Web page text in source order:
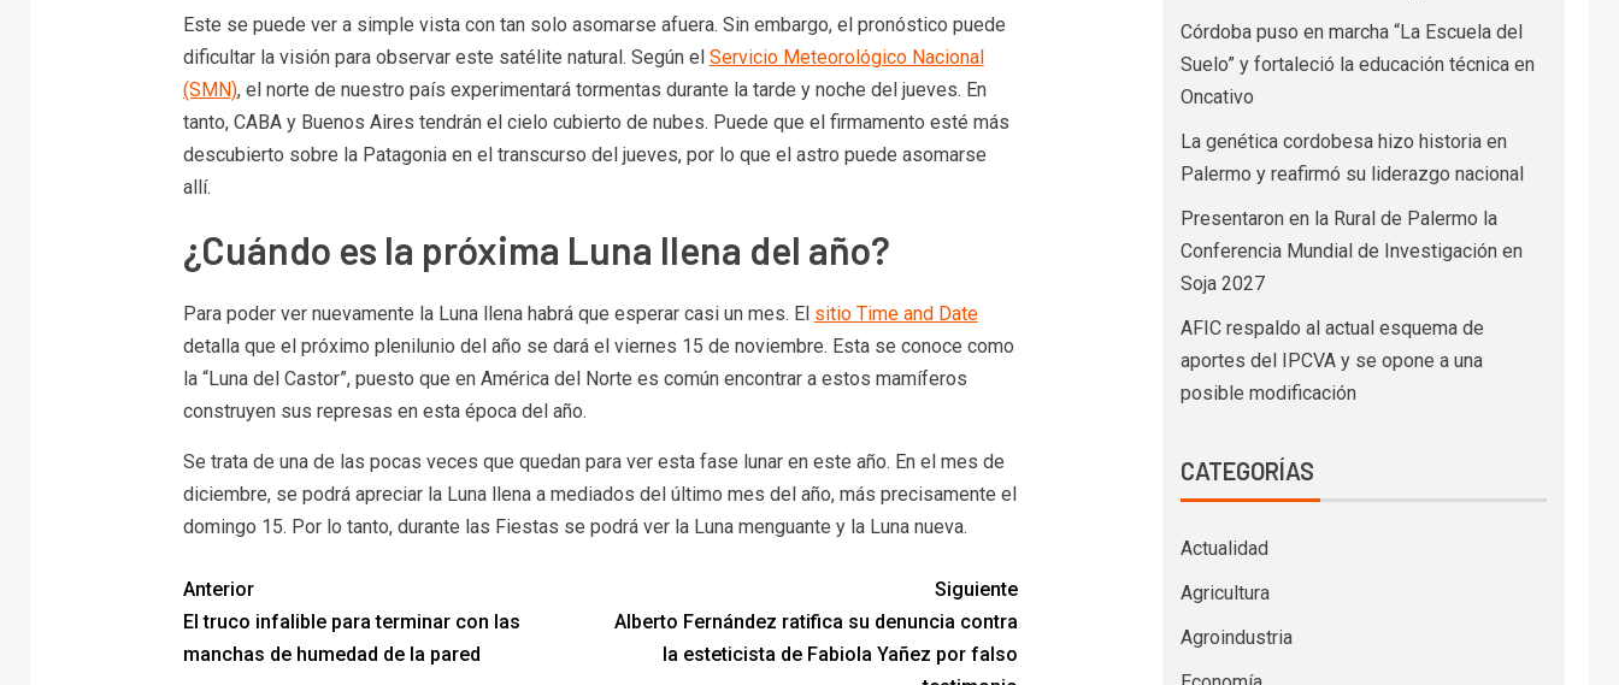
Este se puede ver a simple vista con tan solo asomarse afuera. Sin embargo, el pronóstico puede
dificultar la visión para observar este satélite natural. Según el Servicio Meteorológico Nacional
(SMN), el norte de nuestro país experimentará tormentas durante la tarde y noche del jueves. En
tanto, CABA y Buenos Aires tendrán el cielo cubierto de nubes. Puede que el firmamento esté más
descubierto sobre la Patagonia en el transcurso del jueves, por lo que el astro puede asomarse
allí.
¿Cuándo es la próxima Luna llena del año?
Para poder ver nuevamente la Luna llena habrá que esperar casi un mes. El sitio Time and Date
detalla que el próximo plenilunio del año se dará el viernes 15 de noviembre. Esta se conoce como
la “Luna del Castor”, puesto que en América del Norte es común encontrar a estos mamíferos
construyen sus represas en esta época del año.
Se trata de una de las pocas veces que quedan para ver esta fase lunar en este año. En el mes de
diciembre, se podrá apreciar la Luna llena a mediados del último mes del año, más precisamente el
domingo 15. Por lo tanto, durante las Fiestas se podrá ver la Luna menguante y la Luna nueva.
Anterior
El truco infalible para terminar con las
manchas de humedad de la pared
Siguiente
Alberto Fernández ratifica su denuncia contra
la esteticista de Fabiola Yañez por falso
Córdoba puso en marcha “La Escuela del
Suelo” y fortaleció la educación técnica en
Oncativo
La genética cordobesa hizo historia en
Palermo y reafirmó su liderazgo nacional
Presentaron en la Rural de Palermo la
Conferencia Mundial de Investigación en
Soja 2027
AFIC respaldo al actual esquema de
aportes del IPCVA y se opone a una
posible modificación
CATEGORÍAS
Actualidad
Agricultura
Agroindustria